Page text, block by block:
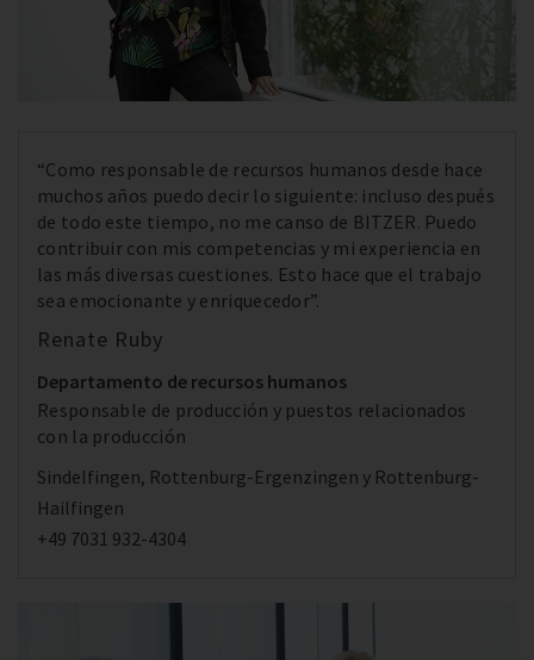
“Como responsable de recursos humanos desde hace
muchos años puedo decir lo siguiente: incluso después
de todo este tiempo, no me canso de BITZER. Puedo
contribuir con mis competencias y mi experiencia en
las más diversas cuestiones. Esto hace que el trabajo
sea emocionante y enriquecedor”.
Renate Ruby
Departamento de recursos humanos
Responsable de producción y puestos relacionados
con la producción
Sindelfingen, Rottenburg-Ergenzingen y Rottenburg-
Hailfingen
+49 7031 932-4304